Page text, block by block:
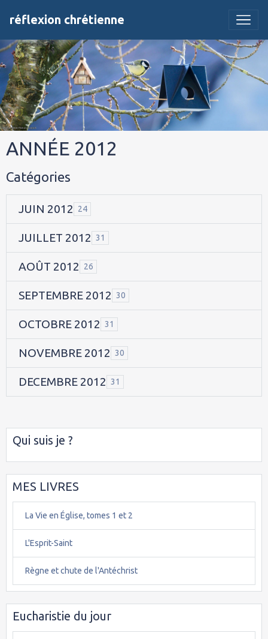
réflexion chrétienne
ANNÉE 2012
Catégories
JUIN 2012 24
JUILLET 2012 31
AOÛT 2012 26
SEPTEMBRE 2012 30
OCTOBRE 2012 31
NOVEMBRE 2012 30
DECEMBRE 2012 31
Qui suis je ?
MES LIVRES
La Vie en Église, tomes 1 et 2
L'Esprit-Saint
Règne et chute de l'Antéchrist
Eucharistie du jour